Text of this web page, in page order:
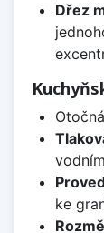
Dřez
Otočná
ke